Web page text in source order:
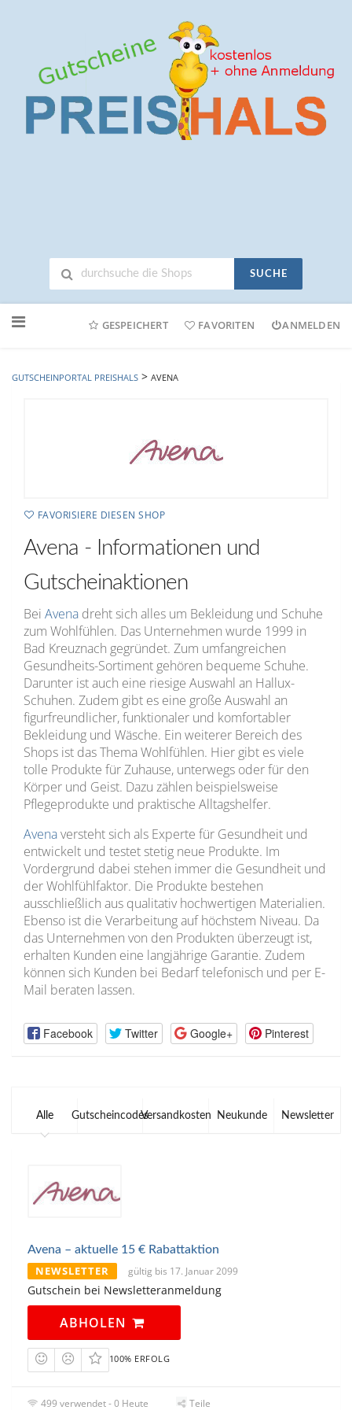
SUCHE
Online-
GESPEICHERT FAVORITEN ANMELDEN
GUTSCHEINPORTAL PREISHALS > AVENA
FAVORISIERE DIESEN SHOP
Avena - Informationen und
Gutscheinaktionen
Bei Avena dreht sich alles um Bekleidung und Schuhe
zum Wohlfühlen. Das Unternehmen wurde 1999 in
Bad Kreuznach gegründet. Zum umfangreichen
Gesundheits-Sortiment gehören bequeme Schuhe.
Darunter ist auch eine riesige Auswahl an Hallux-
Schuhen. Zudem gibt es eine große Auswahl an
figurfreundlicher, funktionaler und komfortabler
Bekleidung und Wäsche. Ein weiterer Bereich des
Shops ist das Thema Wohlfühlen. Hier gibt es viele
tolle Produkte für Zuhause, unterwegs oder für den
Körper und Geist. Dazu zählen beispielsweise
Pflegeprodukte und praktische Alltagshelfer.
Avenaversteht sich als Experte für Gesundheit und
entwickelt und testet stetig neue Produkte. Im
Vordergrund dabei stehen immer die Gesundheit und
der Wohlfühlfaktor. Die Produkte bestehen
ausschließlich aus qualitativ hochwertigen Materialien.
Ebenso ist die Verarbeitung auf höchstem Niveau. Da
das Unternehmen von den Produkten überzeugt ist,
erhalten Kunden eine langjährige Garantie. Zudem
können sich Kunden bei Bedarf telefonisch und per E-
Mail beraten lassen.
Facebook Twitter Google+ Pinterest
Alle GutscheincodesVersandkosten Neukunde Newsletter
Avena – aktuelle 15 € Rabattaktion
NEWSLETTER gültig bis 17. Januar 2099
Gutschein bei Newsletteranmeldung
ABHOLEN
100% ERFOLG
499 verwendet - 0 Heute Teile